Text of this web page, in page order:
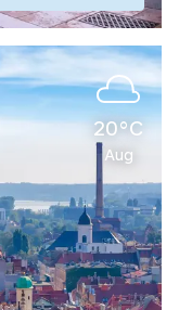
20°C
Aug